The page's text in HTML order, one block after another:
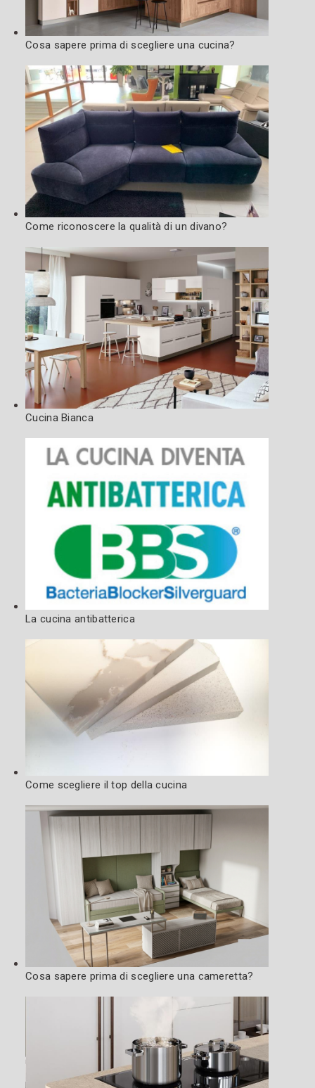
Cosa sapere prima di scegliere una cucina?
Come riconoscere la qualità di un divano?
Cucina Bianca
La cucina antibatterica
Come scegliere il top della cucina
Cosa sapere prima di scegliere una cameretta?